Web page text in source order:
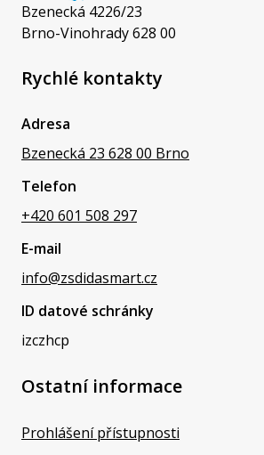
Bzenecká 4226/23
Brno-Vinohrady 628 00
Rychlé kontakty
Adresa
Bzenecká 23 628 00 Brno
Telefon
+420 601 508 297
E-mail
info@zsdidasmart.cz
ID datové schránky
izczhcp
Ostatní informace
Prohlášení přístupnosti